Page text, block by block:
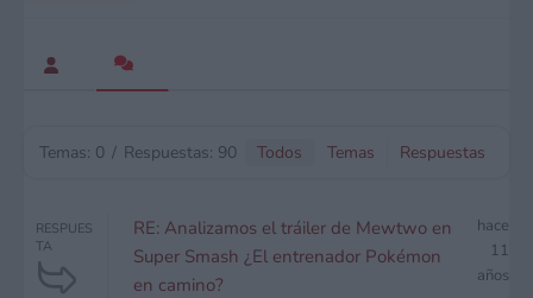
Temas: 0 / Respuestas: 90 Todos Temas Respuestas
RESPUES
TA
RE: Analizamos el tráiler de Mewtwo en
Super Smash ¿El entrenador Pokémon
en camino?
hace
11
años